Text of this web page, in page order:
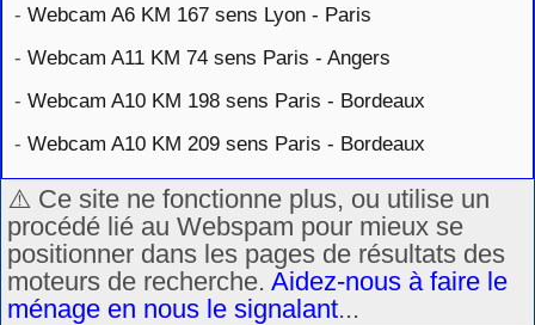
- Webcam A6 KM 167 sens Lyon - Paris
- Webcam A11 KM 74 sens Paris - Angers
- Webcam A10 KM 198 sens Paris - Bordeaux
- Webcam A10 KM 209 sens Paris - Bordeaux
⚠️ Ce site ne fonctionne plus, ou utilise un
procédé lié au Webspam pour mieux se
positionner dans les pages de résultats des
moteurs de recherche. Aidez-nous à faire le
ménage en nous le signalant...